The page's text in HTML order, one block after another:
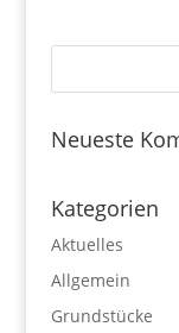
Neueste
Kategorien
Aktuelles
Allgemein
Grundstücke